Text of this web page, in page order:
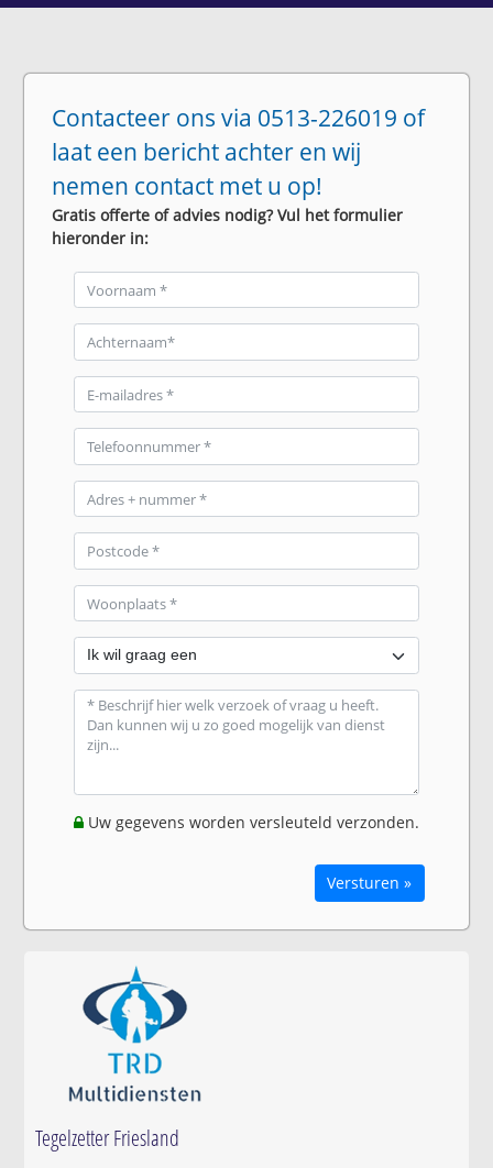
Contacteer ons via 0513-226019 of
laat een bericht achter en wij
nemen contact met u op!
Gratis offerte of advies nodig? Vul het formulier
hieronder in:
Uw gegevens worden versleuteld verzonden.
Versturen »
Tegelzetter Friesland